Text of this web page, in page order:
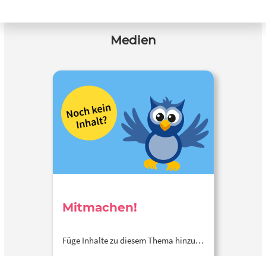
Medien
Mitmachen!
Füge Inhalte zu diesem Thema hinzu…